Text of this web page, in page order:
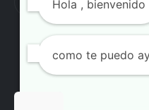
Hola , bienvenido
como te puedo